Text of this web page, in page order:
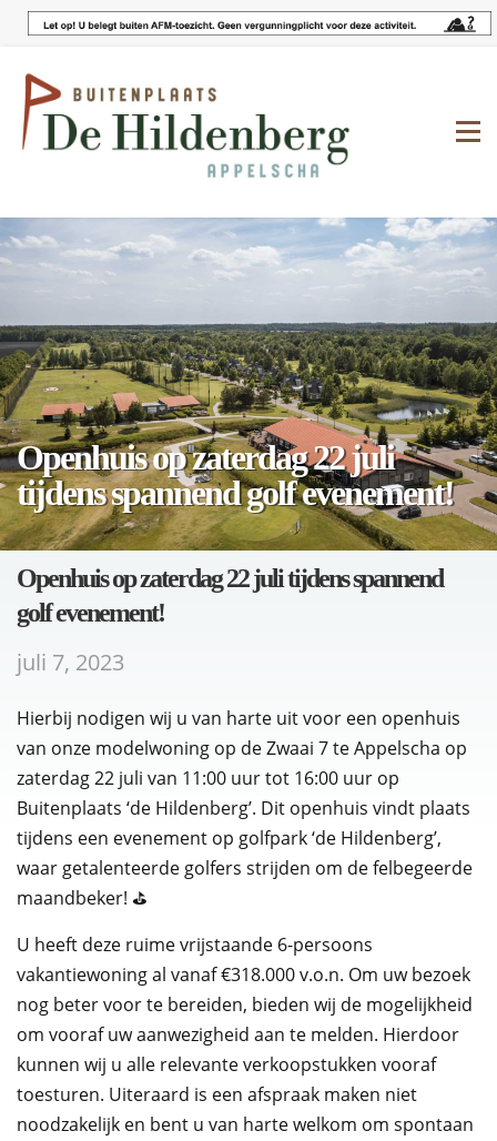
Openhuis op zaterdag 22 juli
tijdens spannend golf evenement!
Openhuis op zaterdag 22 juli tijdens spannend
golf evenement!
juli 7, 2023
Hierbij nodigen wij u van harte uit voor een openhuis
van onze modelwoning op de Zwaai 7 te Appelscha op
zaterdag 22 juli van 11:00 uur tot 16:00 uur op
Buitenplaats ‘de Hildenberg’. Dit openhuis vindt plaats
tijdens een evenement op golfpark ‘de Hildenberg’,
waar getalenteerde golfers strijden om de felbegeerde
maandbeker! ⛳
U heeft deze ruime vrijstaande 6-persoons
vakantiewoning al vanaf €318.000 v.o.n. Om uw bezoek
nog beter voor te bereiden, bieden wij de mogelijkheid
om vooraf uw aanwezigheid aan te melden. Hierdoor
kunnen wij u alle relevante verkoopstukken vooraf
toesturen. Uiteraard is een afspraak maken niet
noodzakelijk en bent u van harte welkom om spontaan